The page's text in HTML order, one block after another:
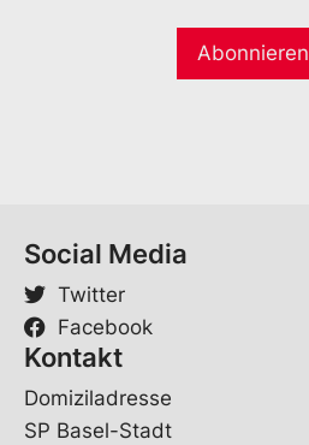
Abonnieren
Social Media
Twitter
Facebook
Kontakt
Domiziladresse
SP Basel-Stadt